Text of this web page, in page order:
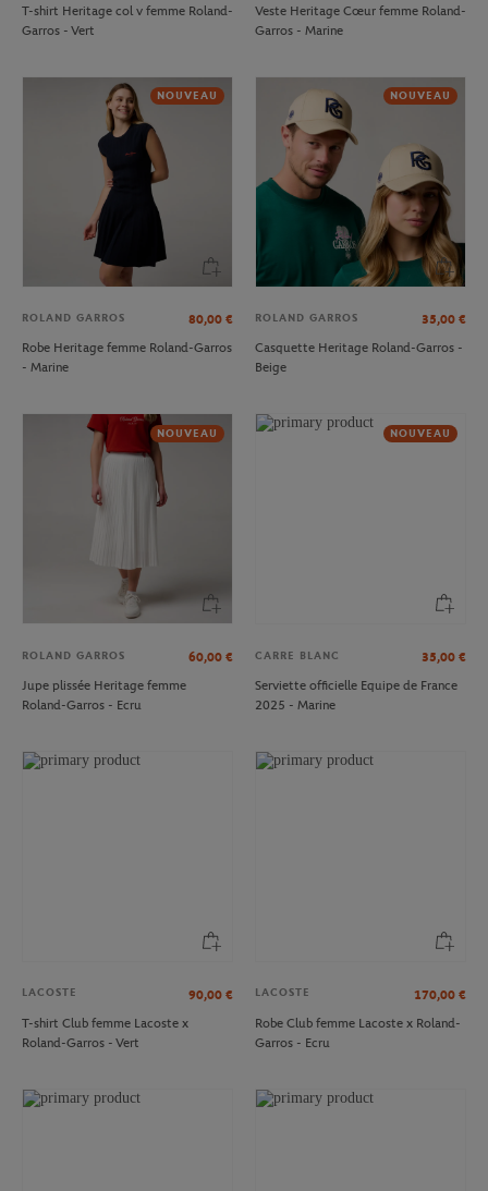
T-shirt Heritage col v femme Roland-
Garros - Vert
Veste Heritage Cœur femme Roland-
Garros - Marine
NOUVEAU
ROLAND GARROS 80,00 €
Robe Heritage femme Roland-Garros
- Marine
NOUVEAU
ROLAND GARROS 35,00 €
Casquette Heritage Roland-Garros -
Beige
NOUVEAU
ROLAND GARROS 60,00 €
Jupe plissée Heritage femme
Roland-Garros - Ecru
NOUVEAU
CARRE BLANC 35,00 €
Serviette officielle Equipe de France
2025 - Marine
LACOSTE 90,00 €
T-shirt Club femme Lacoste x
Roland-Garros - Vert
LACOSTE 170,00 €
Robe Club femme Lacoste x Roland-
Garros - Ecru